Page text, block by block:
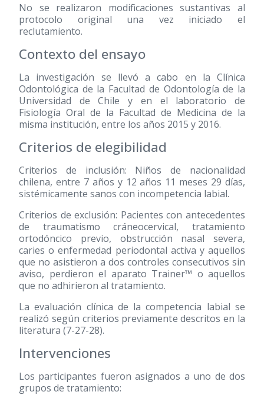
No se realizaron modificaciones sustantivas al
protocolo original una vez iniciado el
reclutamiento.
Contexto del ensayo
La investigación se llevó a cabo en la Clínica
Odontológica de la Facultad de Odontología de la
Universidad de Chile y en el laboratorio de
Fisiología Oral de la Facultad de Medicina de la
misma institución, entre los años 2015 y 2016.
Criterios de elegibilidad
Criterios de inclusión: Niños de nacionalidad
chilena, entre 7 años y 12 años 11 meses 29 días,
sistémicamente sanos con incompetencia labial.
Criterios de exclusión: Pacientes con antecedentes
de traumatismo cráneocervical, tratamiento
ortodóncico previo, obstrucción nasal severa,
caries o enfermedad periodontal activa y aquellos
que no asistieron a dos controles consecutivos sin
aviso, perdieron el aparato Trainer™ o aquellos
que no adhirieron al tratamiento.
La evaluación clínica de la competencia labial se
realizó según criterios previamente descritos en la
literatura (7-27-28).
Intervenciones
Los participantes fueron asignados a uno de dos
grupos de tratamiento: